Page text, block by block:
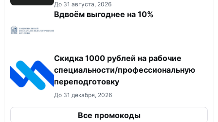
До 31 августа, 2026
Вдвоём выгоднее на 10%
Скидка 1000 рублей на рабочие
специальности/профессиональную
переподготовку
До 31 декабря, 2026
Все промокоды